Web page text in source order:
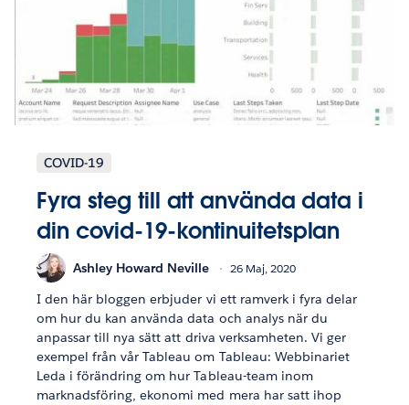
COVID-19
Fyra steg till att använda data i
din covid-19-kontinuitetsplan
Ashley Howard Neville 26 Maj, 2020
I den här bloggen erbjuder vi ett ramverk i fyra delar
om hur du kan använda data och analys när du
anpassar till nya sätt att driva verksamheten. Vi ger
exempel från vår Tableau om Tableau: Webbinariet
Leda i förändring om hur Tableau-team inom
marknadsföring, ekonomi med mera har satt ihop